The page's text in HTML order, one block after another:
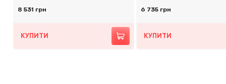
8 531 грн
КУПИТИ
6 735 грн
КУПИТИ